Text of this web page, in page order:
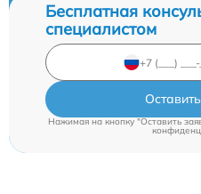
Бесплатная
специалистом
Нажимая на кнопку "Оставить